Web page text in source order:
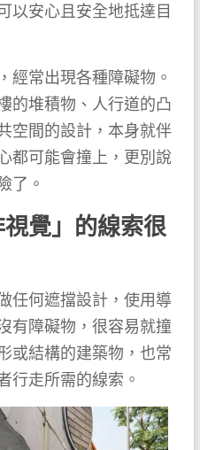
以安心且安全地抵達目
經常出現各種障礙物。
的堆積物、人行道的凸
空間的設計，本身就伴
都可能會撞上，更別說
了。
覺」的線索很
任何遮擋設計，使用導
有障礙物，很容易就撞
或結構的建築物，也常
行走所需的線索。